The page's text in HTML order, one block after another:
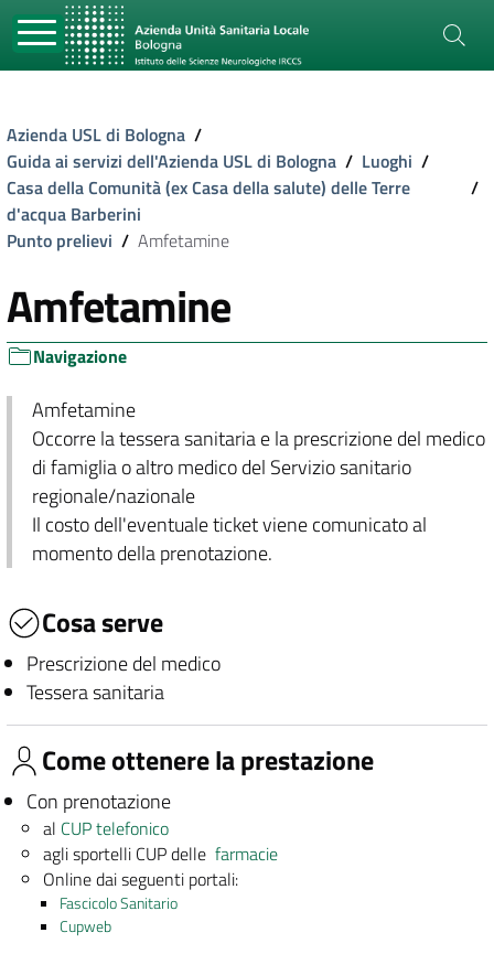
Azienda USL di Bologna /
Guida ai servizi dell'Azienda USL di Bologna / Luoghi /
Casa della Comunità (ex Casa della salute) delle Terre
d'acqua Barberini
/
Punto prelievi / Amfetamine
Amfetamine
Navigazione
Amfetamine
Occorre la tessera sanitaria e la prescrizione del medico
di famiglia o altro medico del Servizio sanitario
regionale/nazionale
Il costo dell'eventuale ticket viene comunicato al
momento della prenotazione.
Cosa serve
Prescrizione del medico
Tessera sanitaria
Come ottenere la prestazione
Con prenotazione
al CUP telefonico
agli sportelli CUP dellefarmacie
Online dai seguenti portali:
Fascicolo Sanitario
Cupweb